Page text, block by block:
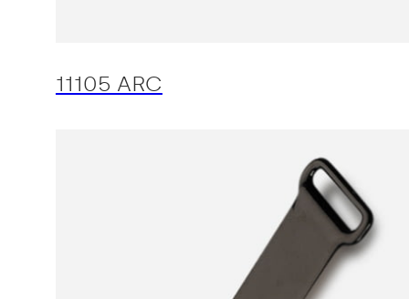
11105 ARC